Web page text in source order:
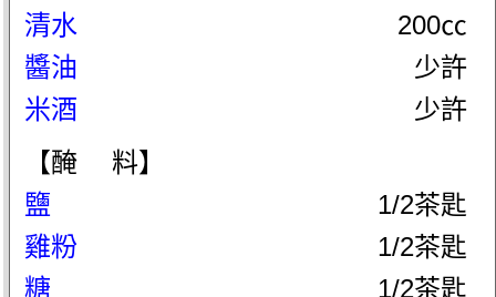
清水
200㏄
醬油
少許
米酒
少許
【醃 料】
鹽
1/2茶匙
雞粉
1/2茶匙
糖
1/2茶匙